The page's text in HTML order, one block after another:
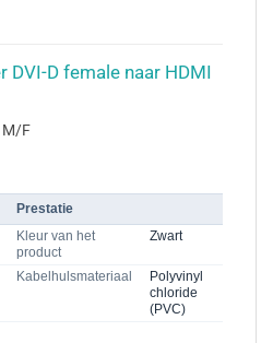
DVI-D female naar HDMI
M/F
Prestatie
Kleur van het
product
Zwart
Kabelhulsmateriaal
Polyvinyl
chloride
(PVC)